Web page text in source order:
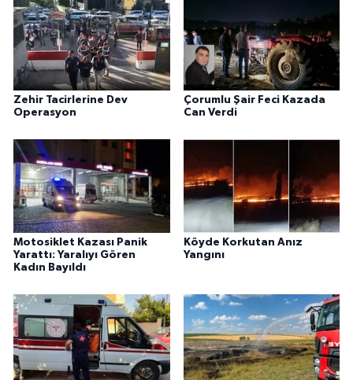
Zehir Tacirlerine Dev
Operasyon
Çorumlu Şair Feci Kazada
Can Verdi
Motosiklet Kazası Panik
Yarattı: Yaralıyı Gören
Kadın Bayıldı
Köyde Korkutan Anız
Yangını